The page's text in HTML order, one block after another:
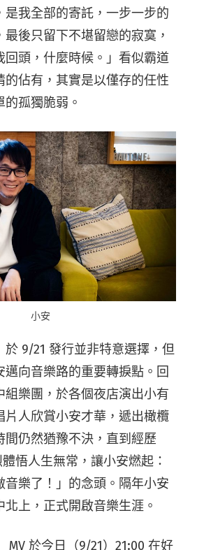
是我全部的寄託，一步一步的
後只留下不堪留戀的寂寞，
回頭，什麼時候。」看似霸道
的佔有，其實是以僅存的任性
孤獨脆弱。
小安
於 9/21 發行並非特意選擇，但
向音樂路的重要轉捩點。回
組樂團，於各個夜店演出小有
片人欣賞小安才華，遞出橄欖
間仍然猶豫不決，直到經歷
悟人生無常，讓小安燃起：
音樂了！」的念頭。隔年小安
上，正式開啟音樂生涯。
MV 於今日（9/21）21:00 在好